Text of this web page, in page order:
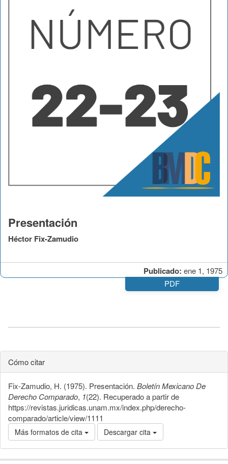
Publicado: ene 1, 1975
Presentación
Héctor Fix-Zamudio
PDF
Cómo citar
Fix-Zamudio, H. (1975). Presentación. Boletín Mexicano De
Derecho Comparado, 1(22). Recuperado a partir de
https://revistas.juridicas.unam.mx/index.php/derecho-
comparado/article/view/1111
Más formatos de cita Descargar cita